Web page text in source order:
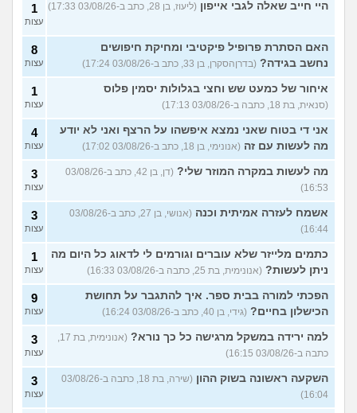
היי חייב שאלה לגבי אייפון (ליעוז, בן 28, כתב ב-03/08/26 17:33) 1
עצות
האם הסתרת פרופיל פיקטיבי ומחיקת חיפושים
נחשב בגידה? (בדרןהסקרן, בן 33, כתב ב-03/08/26 17:24)
8
עצות
איחור של כמעט שש וחצי בגלולות יסמין פלוס
(סנאית, בת 18, כתבה ב-03/08/26 17:13)
1
עצות
אני די בטוח שאני נמצא איפשהו על הרצף ואני לא יודע
מה לעשות עם זה (אנונימי, בן 18, כתב ב-03/08/26 17:02)
4
עצות
מה לעשות במקרה המוזר שלי?
(דן, בן 42, כתב ב-03/08/26
16:53)
3
עצות
אשמח לעזרה אמיתית וכנה
(אנושי, בן 27, כתב ב-03/08/26
16:44)
3
עצות
כתמים מלייזר שלא עוברים וגורמים לי לדאוג כל היום מה
ניתן לעשות? (אנונימית, בת 25, כתבה ב-03/08/26 16:33)
1
עצות
הפכתי למורה בבית ספר. איך להתגבר על תחושת
הכישלון בחיים? (גידי, בן 40, כתב ב-03/08/26 16:24)
9
עצות
למה ירידה במשקל מרגישה כל כך נורא?
(אנונימית, בת 17,
כתבה ב-03/08/26 16:15)
3
עצות
השקעה ראשונה בשוק ההון
(שירה, בת 18, כתבה ב-03/08/26
16:04)
3
עצות